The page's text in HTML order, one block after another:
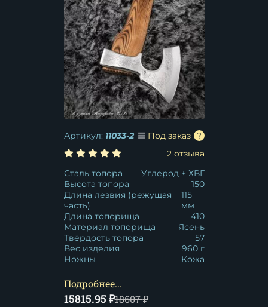
Артикул: 11033-2
Под заказ
2 отзыва
Сталь топора
Углерод + ХВГ
Высота топора
150
Длина лезвия (режущая
часть)
115
мм
Длина топорища
410
Материал топорища
Ясень
Твёрдость топора
57
Вес изделия
960 г
Ножны
Кожа
Подробнее...
15815.95 ₽18607₽